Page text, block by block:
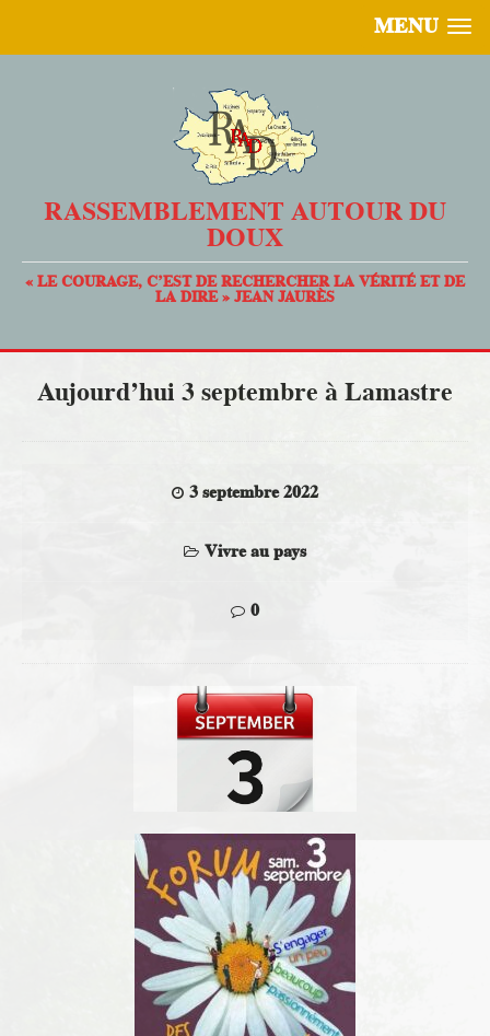
MENU
RASSEMBLEMENT AUTOUR DU
DOUX
« LE COURAGE, C’EST DE RECHERCHER LA VÉRITÉ ET DE
LA DIRE » JEAN JAURÈS
Aujourd’hui 3 septembre à Lamastre
3 septembre 2022
Vivre au pays
0